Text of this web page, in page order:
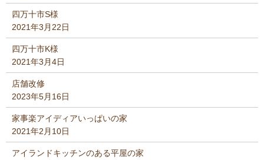
四万十市S様
2021年3月22日
四万十市K様
2021年3月4日
店舗改修
2023年5月16日
家事楽アイディアいっぱいの家
2021年2月10日
アイランドキッチンのある平屋の家